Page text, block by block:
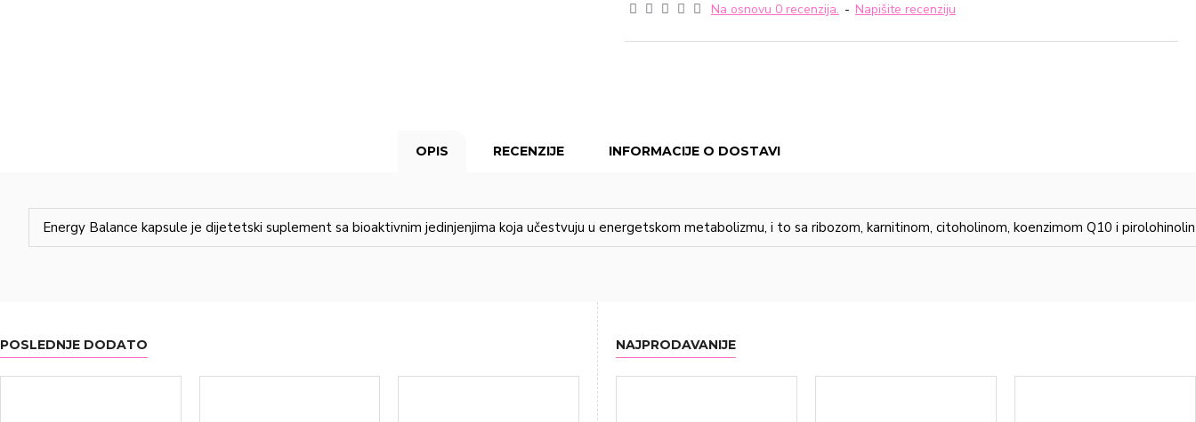
Na osnovu 0 recenzija. - Napišite recenziju
OPIS RECENZIJE INFORMACIJE O DOSTAVI
Energy Balance kapsule je dijetetski suplement sa bioaktivnim jedinjenjima koja učestvuju u energetskom metabolizmu, i to sa ribozom, karnitinom, citoholinom, koenzimom Q10 i
POSLEDNJE DODATO NAJPRODAVANIJE